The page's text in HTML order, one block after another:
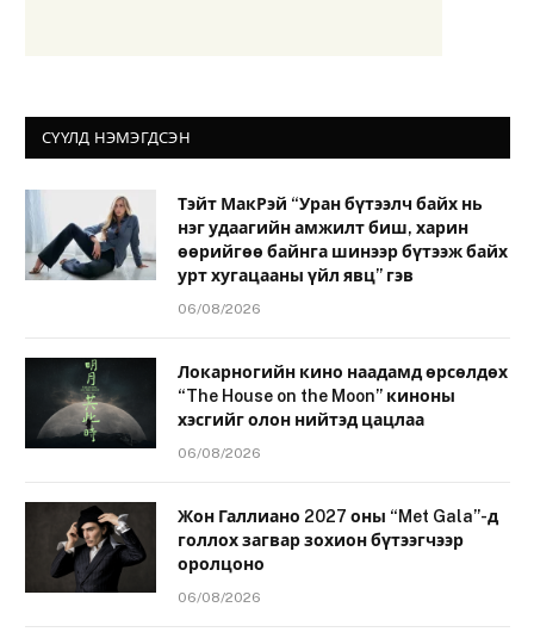
СҮҮЛД НЭМЭГДСЭН
Тэйт МакРэй “Уран бүтээлч байх нь
нэг удаагийн амжилт биш, харин
өөрийгөө байнга шинээр бүтээж байх
урт хугацааны үйл явц” гэв
06/08/2026
Локарногийн кино наадамд өрсөлдөх
“The House on the Moon” киноны
хэсгийг олон нийтэд цацлаа
06/08/2026
Жон Галлиано 2027 оны “Met Gala”-д
голлох загвар зохион бүтээгчээр
оролцоно
06/08/2026